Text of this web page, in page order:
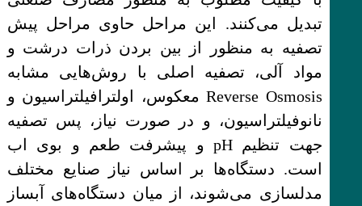
تبدیل می‌کنند. این مراحل حاوی مراحل پیش
تصفیه به منظور از بین بردن ذرات درشت و
مواد آلی، تصفیه اصلی با روش‌هایی مشابه
Reverse Osmosis معکوس، اولترافیلتراسیون و
نانوفیلتراسیون، و در صورت نیاز، پس تصفیه
جهت تنظیم pH و پیشرفت طعم و بوی اب
است. دستگاه‌ها بر اساس نیاز صنایع مختلف
مدلسازی می‌شوند، از میان دستگاه‌های آبساز